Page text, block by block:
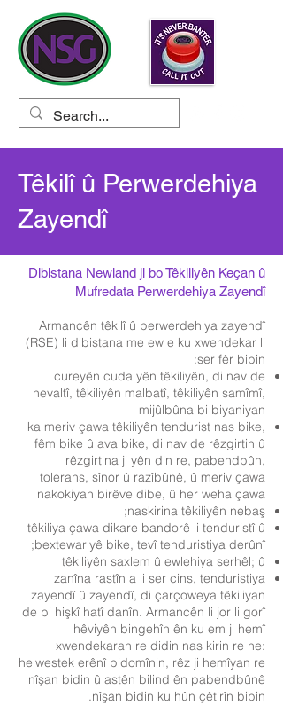
Têkilî û Perwerdehiya
Zayendî
Dibistana Newland ji bo Têkiliyên Keçan û
Mufredata Perwerdehiya Zayendî
Armancên têkilî û perwerdehiya zayendî
(RSE) li dibistana me ew e ku xwendekar li
ser fêr bibin:
cureyên cuda yên têkiliyên, di nav de
hevaltî, têkiliyên malbatî, têkiliyên samîmî,
mijûlbûna bi biyaniyan
ka meriv çawa têkiliyên tendurist nas bike,
fêm bike û ava bike, di nav de rêzgirtin û
rêzgirtina ji yên din re, pabendbûn,
tolerans, sînor û razîbûnê, û meriv çawa
nakokiyan birêve dibe, û her weha çawa
naskirina têkiliyên nebaş;
têkiliya çawa dikare bandorê li tenduristî û
bextewariyê bike, tevî tenduristiya derûnî;
têkiliyên saxlem û ewlehiya serhêl; û
zanîna rastîn a li ser cins, tenduristiya
zayendî û zayendî, di çarçoweya têkiliyan
de bi hişkî hatî danîn. Armancên li jor li gorî
hêviyên bingehîn ên ku em ji hemî
xwendekaran re didin nas kirin re ne:
helwestek erênî bidomînin, rêz ji hemîyan re
nîşan bidin û astên bilind ên pabendbûnê
nîşan bidin ku hûn çêtirîn bibin.